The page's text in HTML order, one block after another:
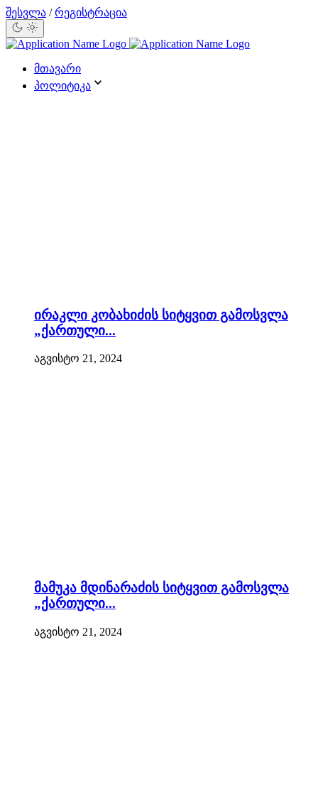
შესვლა / რეგისტრაცია
მთავარი
პოლიტიკა
ირაკლი კობახიძის სიტყვით გამოსვლა
„ქართული...
აგვისტო 21, 2024
მამუკა მდინარაძის სიტყვით გამოსვლა
„ქართული...
აგვისტო 21, 2024